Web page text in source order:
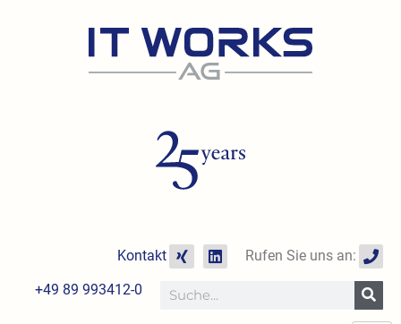
Kontakt
X
i
g
L
i
k
Rufen Sie uns an:
P
h
o
n
e
+49 89 993412-0 Suche